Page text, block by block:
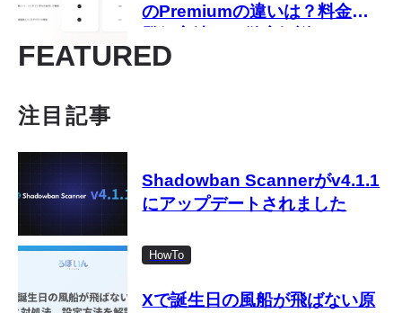
のPremiumの違いは？料金や
FEATURED
注目記事
Shadowban Scannerがv4.1.1
にアップデートされました
HowTo
Xで誕生日の風船が飛ばない原